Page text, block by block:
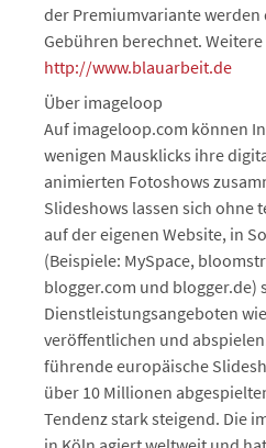
der Premiumvariante werden
Gebühren berechnet.
http://www.blauarbeit.de
Über imageloop
Auf imageloop.com können
wenigen Mausklicks ihre
animierten Fotoshows
Slideshows lassen sich ohne
auf der eigenen Website, in
(Beispiele: MySpace,
blogger.com und blogger.de)
Dienstleistungsangeboten
veröffentlichen und
führende europäische
über 10 Millionen
Tendenz stark steigend. Die